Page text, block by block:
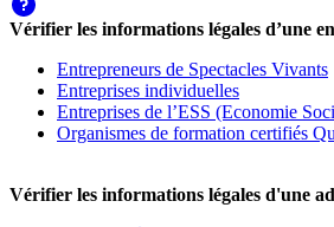
Vérifier les informations légales d’une
Entrepreneurs de Spectacles Vivants
Entreprises individuelles
Entreprises de l’ESS (Economie
Organismes de formation certifiés
Vérifier les informations légales d'une